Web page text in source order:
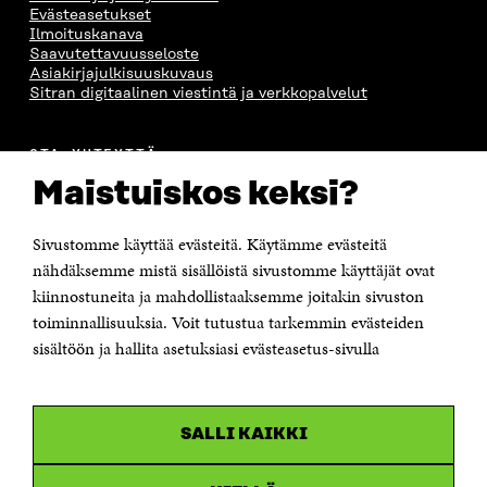
Maistuiskos keksi?
Sivustomme käyttää evästeitä. Käytämme evästeitä
nähdäksemme mistä sisällöistä sivustomme käyttäjät ovat
kiinnostuneita ja mahdollistaaksemme joitakin sivuston
toiminnallisuuksia. Voit tutustua tarkemmin evästeiden
sisältöön ja hallita asetuksiasi evästeasetus-sivulla
SALLI KAIKKI
S
A
A
Evästeasetukset
Ilmoituskanava
Saavutettavuusseloste
Asiakirjajulkisuuskuvaus
Sitran digitaalinen viestintä ja verkkopalvelut
OTA YHTEYTTÄ
Itämerenkatu 11-13, PL 160,
00181 Helsinki
Puhelin +358 294 618 991
Sähköpostiosoite
Saapumisohjeet
Y-tunnus 0202132-3